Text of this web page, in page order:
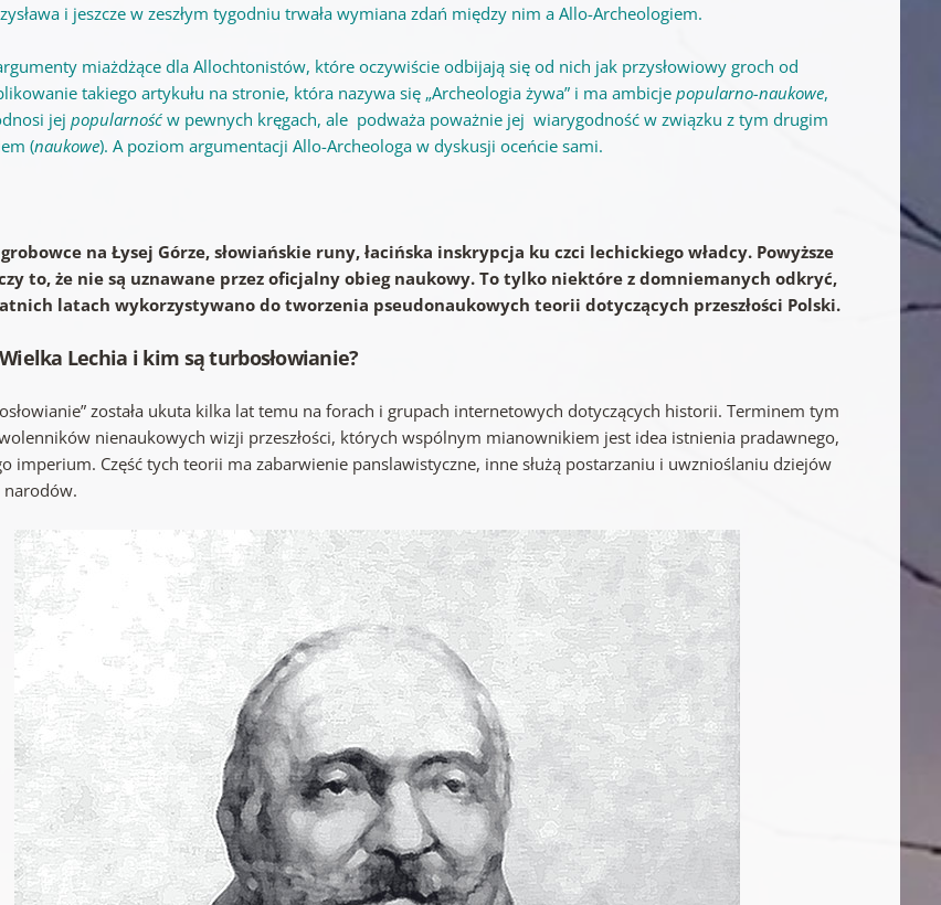
i jeszcze w zeszłym tygodniu trwała wymiana zdań między nim a Allo-Archeologiem.
miażdżące dla Allochtonistów, które oczywiście odbijają się od nich jak przysłowiowy groch od
takiego artykułu na stronie, która nazywa się „Archeologia żywa” i ma ambicjepopularno-naukowe,
jejpopularność w pewnych kręgach, ale podważa poważnie jej wiarygodność w związku z tym drugim
(naukowe). A poziom argumentacji Allo-Archeologa w dyskusji oceńcie sami.
na Łysej Górze, słowiańskie runy, łacińska inskrypcja ku czci lechickiego władcy. Powyższe
to, że nie są uznawane przez oficjalny obieg naukowy. To tylko niektóre z domniemanych odkryć,
latach wykorzystywano do tworzenia pseudonaukowych teorii dotyczących przeszłości Polski.
Lechia i kim są turbosłowianie?
została ukuta kilka lat temu na forach i grupach internetowych dotyczących historii. Terminem tym
nienaukowych wizji przeszłości, których wspólnym mianownikiem jest idea istnienia pradawnego,
imperium. Część tych teorii ma zabarwienie panslawistyczne, inne służą postarzaniu i uwznioślaniu dziejów